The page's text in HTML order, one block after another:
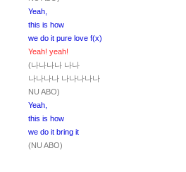
Yeah,
this is how
we do it pure love f(x)
Yeah! yeah!
(나나나나 나나
나나나나 나나나나나
NU ABO)
Yeah,
this is how
we do it bring it
(NU ABO)